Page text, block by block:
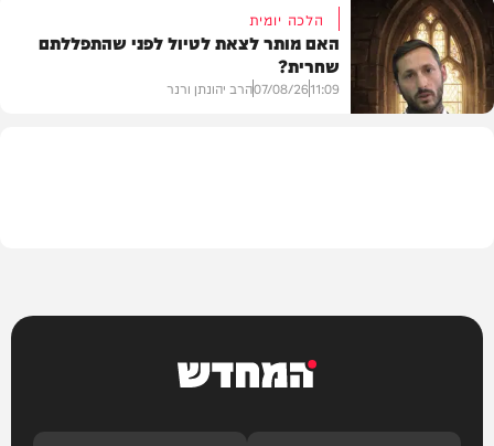
בית המדרש
הלכה יומית
האם מותר לצאת לטיול לפני שהתפללתם
שחרית?
11:09
07/08/26הרב יהונתן ורנר
המחדש